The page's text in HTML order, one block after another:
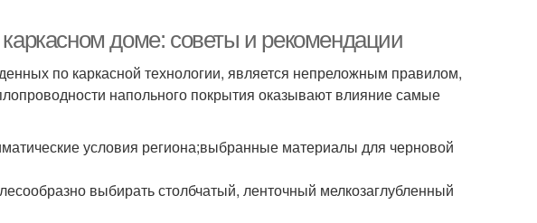
доме: советы и рекомендации
по каркасной технологии, является непреложным правилом,
напольного покрытия оказывают влияние самые
условия региона;выбранные материалы для черновой
выбирать столбчатый, ленточный мелкозаглубленный